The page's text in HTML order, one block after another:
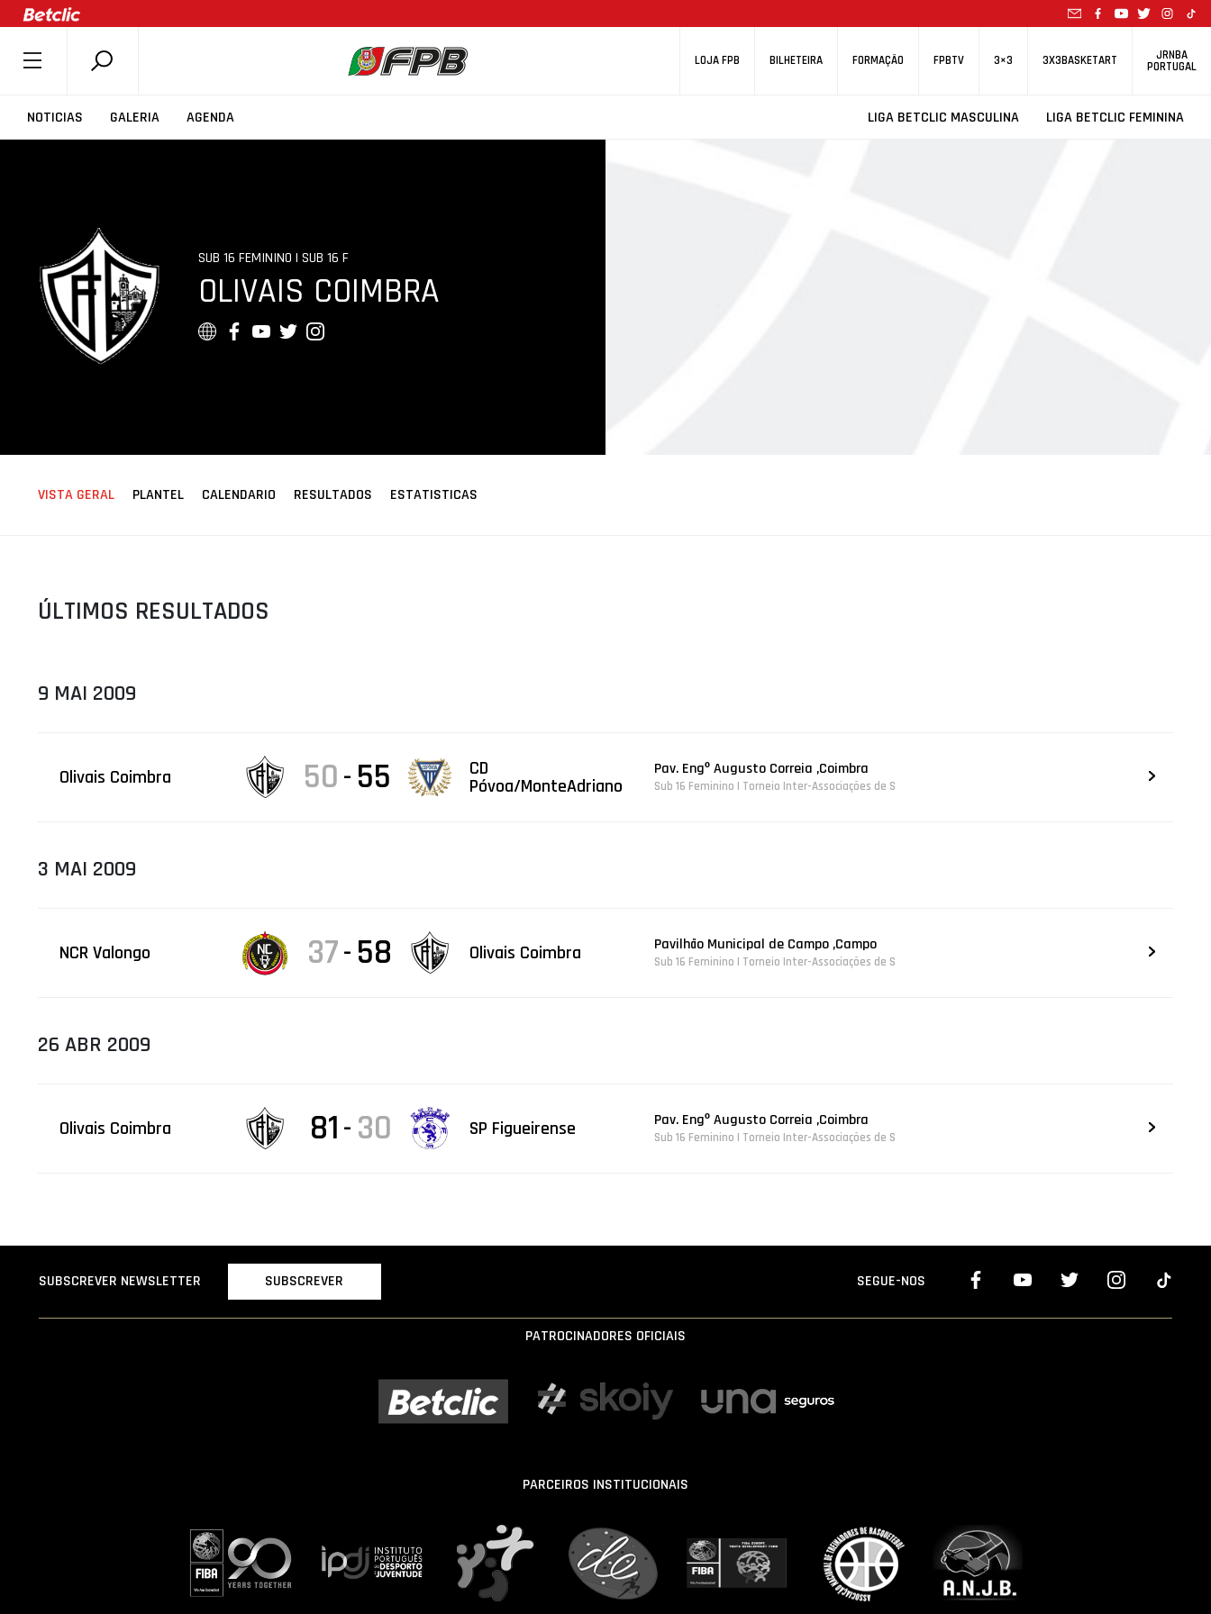
LOJA FPB BILHETEIRA FORMAÇÃO FPBTV 3×3 3X3BASKETART JRNBA
PORTUGAL
NOTICIAS GALERIA AGENDA LIGA BETCLIC MASCULINA LIGA BETCLIC FEMININA
SOBRE A FPB
DOCUMENTOS
ASSOCIAÇÕES
CLUBES
AGENTES
AGENDA
SELEÇÕES
PROJETOS
SUB 16 FEMININO | SUB 16 F
OLIVAIS COIMBRA
VISTA GERAL PLANTEL CALENDARIO RESULTADOS ESTATISTICAS
ÚLTIMOS RESULTADOS
9 MAI 2009
Olivais Coimbra 50 - 55 CD
Póvoa/MonteAdriano
Pav. Engº Augusto Correia ,Coimbra
Sub 16 Feminino | Torneio Inter-Associações de S
3 MAI 2009
NCR Valongo 37- 58 Olivais Coimbra Pavilhão Municipal de Campo ,Campo
Sub 16 Feminino | Torneio Inter-Associações de S
26 ABR 2009
Olivais Coimbra 81 - 30 SP Figueirense Pav. Engº Augusto Correia ,Coimbra
Sub 16 Feminino | Torneio Inter-Associações de S
SUBSCREVER NEWSLETTER SUBSCREVER SEGUE-NOS
PATROCINADORES OFICIAIS
PARCEIROS INSTITUCIONAIS